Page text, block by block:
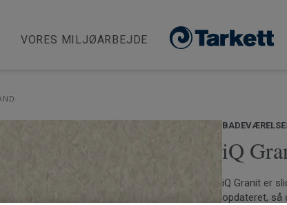
VORES MILJØARBEJDE
iQ
iQ Granit er
opdateret, så